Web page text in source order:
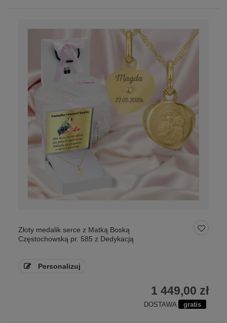
Złoty medalik serce z Matką Boską
Częstochowską pr. 585 z Dedykacją
Personalizuj
1 449,00 zł
DOSTAWA gratis